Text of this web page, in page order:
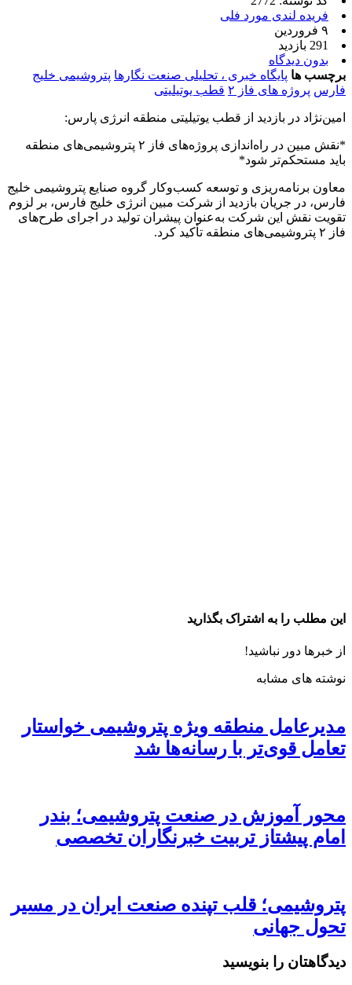
فریده لندی مورد فلی
۹ فروردین
291 بازدید
بدون دیدگاه
برچسب ها پایگاه خبری ، تحلیلی صنعت نگارها پتروشیمی خلیج
فارس پروژه های فاز ۲ قطب یوتیلیتی
امین‌نژاد در بازدید از قطب یوتیلیتی منطقه انرژی پارس:
*نقش مبین در راه‌اندازی پروژه‌های فاز ۲ پتروشیمی‌های منطقه
باید مستحکم‌تر شود*
معاون برنامه‌ریزی و توسعه کسب‌وکار گروه صنایع پتروشیمی خلیج
فارس، در جریان بازدید از شرکت مبین انرژی خلیج فارس، بر لزوم
تقویت نقش این شرکت به‌عنوان پیشران تولید در اجرای طرح‌های
فاز ۲ پتروشیمی‌های منطقه تأکید کرد.
این مطلب را به اشتراک بگذارید
از خبرها دور نباشید!
نوشته های مشابه
مدیرعامل منطقه ویژه پتروشیمی خواستار
تعامل قوی‌تر با رسانه‌ها شد
محور آموزش در صنعت پتروشیمی؛ بندر
امام پیشتاز تربیت خبرنگاران تخصصی
پتروشیمی؛ قلب تپنده صنعت ایران در مسیر
تحول جهانی
دیدگاهتان را بنویسید